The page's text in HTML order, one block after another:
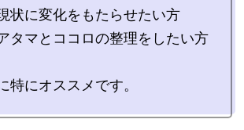
状に変化をもたらせたい方
タマとココロの整理をしたい方
特にオススメです。